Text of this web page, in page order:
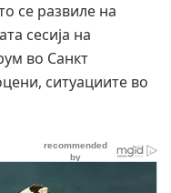
се развиле на
сесија на
во Санкт
ситуациите во